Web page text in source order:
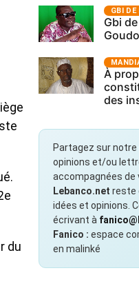
du
GBI DE
Gbi
À
des
Partagez sur notre
opinions et/ou
accompagnées de
Lebanco.net reste
idées et opinions.
écrivant à
Fanico : espace
en malinké